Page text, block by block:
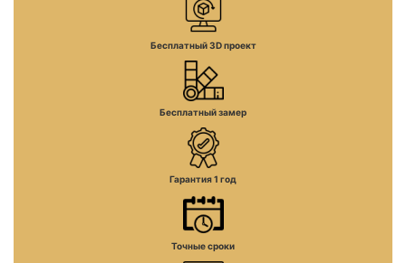
Бесплатный 3D проект
Бесплатный замер
Гарантия 1 год
Точные сроки